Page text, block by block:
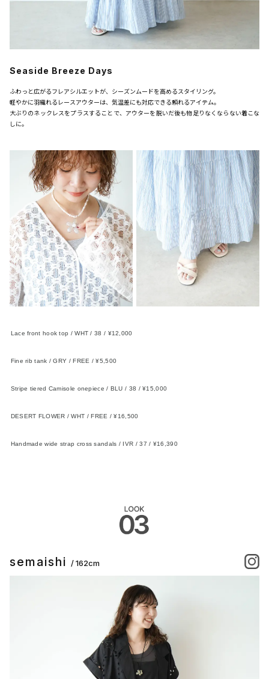
Seaside Breeze Days
ふわっと広がるフレアシルエットが、シーズンムードを高めるスタイリング。
軽やかに羽織れるレースアウターは、気温差にも対応できる頼れるアイテム。
大ぶりのネックレスをプラスすることで、アウターを脱いだ後も物足りなくならない着こな
しに。
Lace front hook top / WHT / 38 / ¥12,000
Fine rib tank / GRY / FREE / ¥5,500
Stripe tiered Camisole onepiece / BLU / 38 / ¥15,000
DESERT FLOWER / WHT / FREE / ¥16,500
Handmade wide strap cross sandals / IVR / 37 / ¥16,390
semaishi / 162cm